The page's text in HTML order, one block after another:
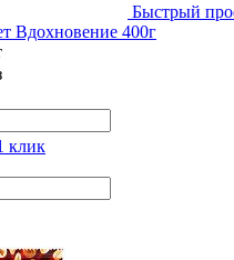
Быстрый
Вдохновение 400г
клик